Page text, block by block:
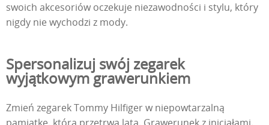
swoich akcesoriów oczekuje niezawodności i stylu, który
nigdy nie wychodzi z mody.
Spersonalizuj swój zegarek
wyjątkowym grawerunkiem
Zmień zegarek Tommy Hilfiger w niepowtarzalną